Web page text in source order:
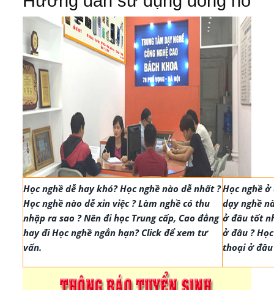
Học nghề dễ hay khó? Học nghề nào dễ nhất ?
Học nghề nào dễ xin việc ? Làm nghề có thu
nhập ra sao ? Nên đi học Trung cấp, Cao đẳng
hay đi Học nghề ngắn hạn? Click để xem tư
vấn.
Học nghề
dạy nghề
ở đâu tốt
ở đâu ?
thoại ở